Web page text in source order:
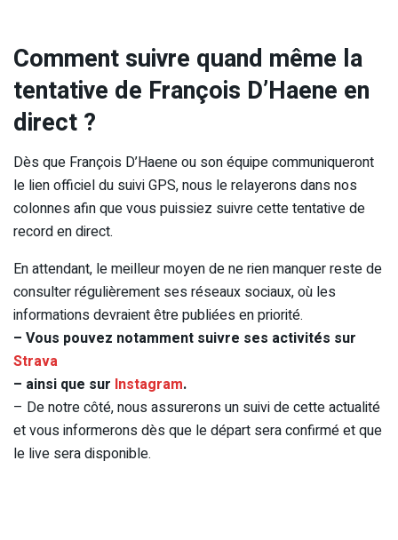
Comment suivre quand même la
tentative de François D’Haene en
direct ?
Dès que François D’Haene ou son équipe communiqueront
le lien officiel du suivi GPS, nous le relayerons dans nos
colonnes afin que vous puissiez suivre cette tentative de
record en direct.
En attendant, le meilleur moyen de ne rien manquer reste de
consulter régulièrement ses réseaux sociaux, où les
informations devraient être publiées en priorité.
– Vous pouvez notamment suivre ses activités sur
Strava
– ainsi que sur Instagram.
– De notre côté, nous assurerons un suivi de cette actualité
et vous informerons dès que le départ sera confirmé et que
le live sera disponible.